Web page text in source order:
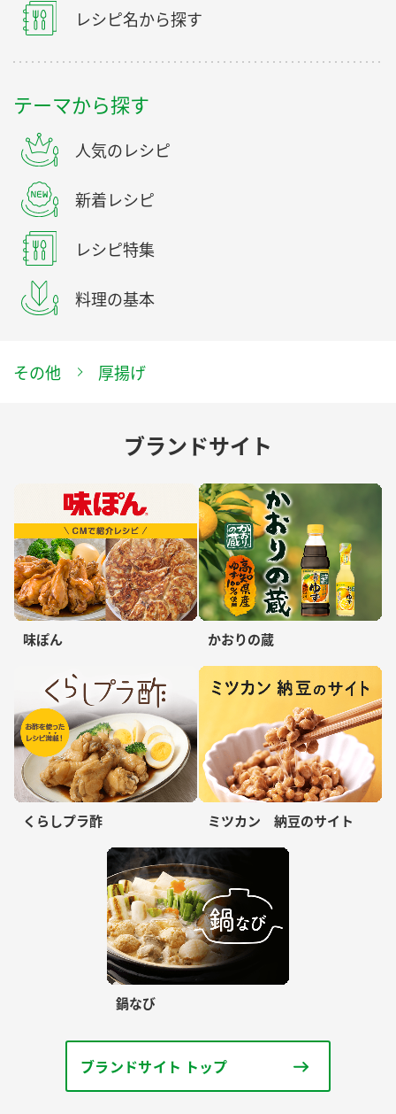
レシピ名から探す
テーマから探す
人気のレシピ
新着レシピ
レシピ特集
料理の基本
その他 厚揚げ
ブランドサイト
味ぽん かおりの蔵
くらしプラ酢 ミツカン 納豆のサイト
鍋なび
ブランドサイト トップ